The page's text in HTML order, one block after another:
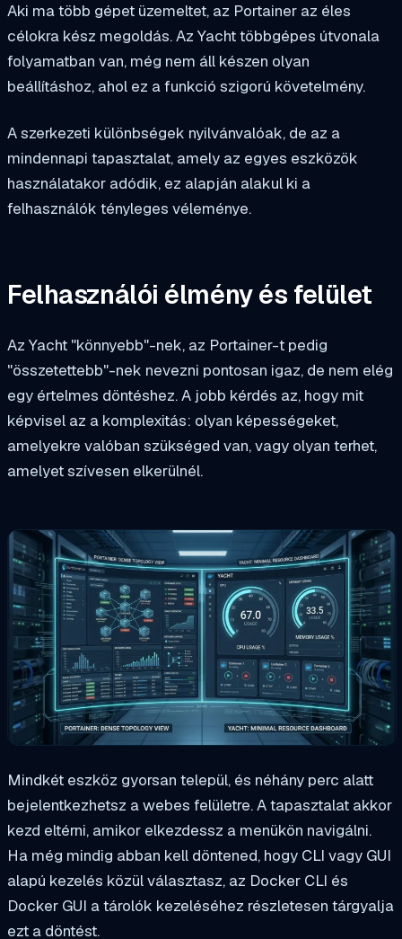
Aki ma több gépet üzemeltet, az Portainer az éles
célokra kész megoldás. Az Yacht többgépes útvonala
folyamatban van, még nem áll készen olyan
beállításhoz, ahol ez a funkció szigorú követelmény.
A szerkezeti különbségek nyilvánvalóak, de az a
mindennapi tapasztalat, amely az egyes eszközök
használatakor adódik, ez alapján alakul ki a
felhasználók tényleges véleménye.
Felhasználói élmény és felület
Az Yacht "könnyebb"-nek, az Portainer-t pedig
"összetettebb"-nek nevezni pontosan igaz, de nem elég
egy értelmes döntéshez. A jobb kérdés az, hogy mit
képvisel az a komplexitás: olyan képességeket,
amelyekre valóban szükséged van, vagy olyan terhet,
amelyet szívesen elkerülnél.
Mindkét eszköz gyorsan települ, és néhány perc alatt
bejelentkezhetsz a webes felületre. A tapasztalat akkor
kezd eltérni, amikor elkezdessz a menükön navigálni.
Ha még mindig abban kell döntened, hogy CLI vagy GUI
alapú kezelés közül választasz, az Docker CLI és
Docker GUI a tárolók kezeléséhez részletesen tárgyalja
ezt a döntést.